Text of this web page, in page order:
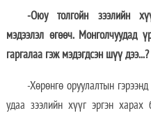
-Оюу толгойн зээлийн
мэдээлэл өгөөч. Монголчуудад
гаргалаа гэж мэдэгдсэн шүү дээ...?
-Хөрөнгө оруулалтын
удаа зээлийн хүүг эргэн